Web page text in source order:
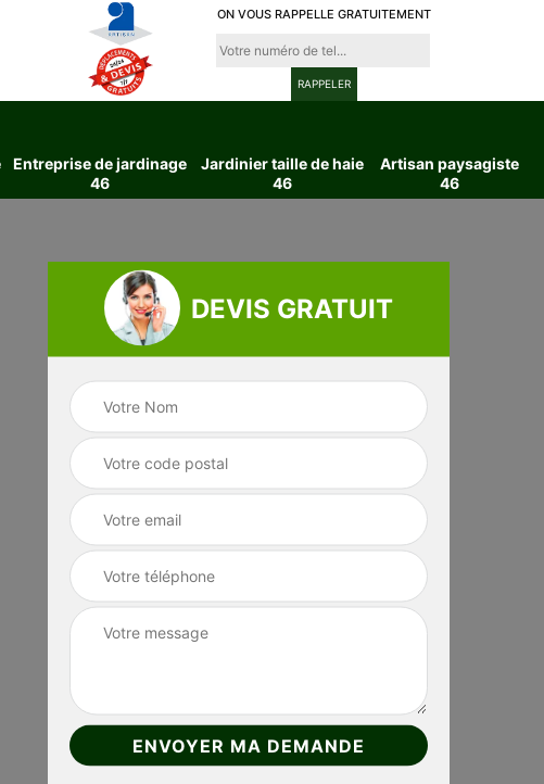
ON VOUS RAPPELLE GRATUITEMENT
Entreprise de jardinage
46
Jardinier taille de haie
46
Artisan paysagiste
46
abattage
Entreprise de
Jardinier taille
DEVIS GRATUIT